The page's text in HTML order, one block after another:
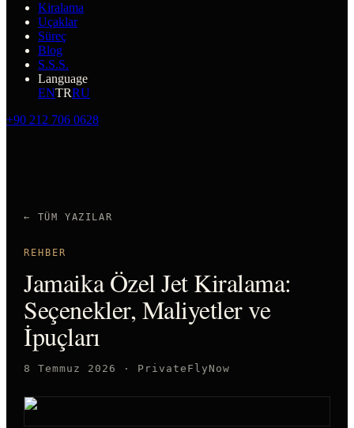
Kiralama
Uçaklar
Süreç
Blog
S.S.S.
Language
ENTRRU
+90 212 706 0628
← TÜM YAZILAR
REHBER
Jamaika Özel Jet Kiralama:
Seçenekler, Maliyetler ve
İpuçları
8 Temmuz 2026 · PrivateFlyNow